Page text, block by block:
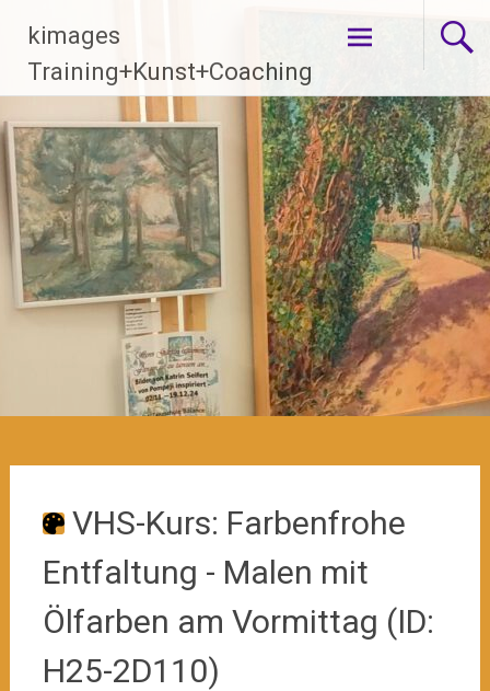
Inhalt
springen
kimages
Training+Kunst+Coaching
VHS-Kurs: Farbenfrohe
Entfaltung - Malen mit
Ölfarben am Vormittag (ID:
H25-2D110)